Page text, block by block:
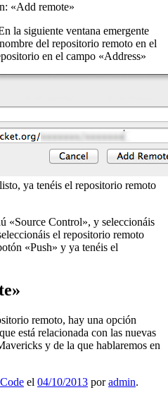
«Add remote»
la siguiente ventana emergente
del repositorio remoto en el
en el campo «Address»
ya tenéis el repositorio remoto
«Source Control», y seleccionáis
el repositorio remoto
«Push» y ya tenéis el
remoto, hay una opción
está relacionada con las nuevas
y de la que hablaremos en
el 04/10/2013 poradmin.